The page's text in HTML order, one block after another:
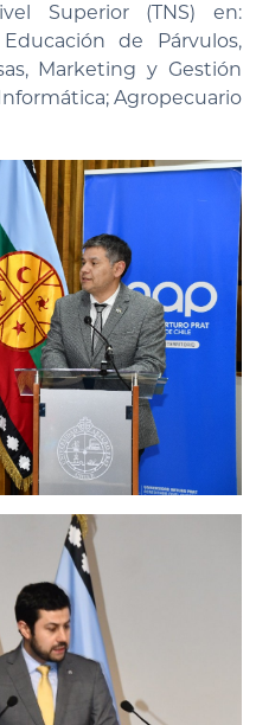
Superior (TNS) en:
de Párvulos,
Marketing y Gestión
Agropecuario